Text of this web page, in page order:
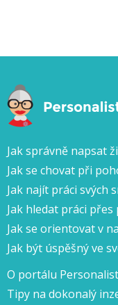
Jak správně napsat
Jak se chovat při
Jak najít práci svých
Jak hledat práci
Jak se orientovat v
Jak být úspěšný ve
O portálu
Tipy na dokonalý